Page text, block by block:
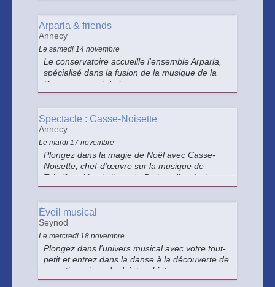
Arparla & friends
Annecy
Le samedi 14 novembre
Le conservatoire accueille l'ensemble Arparla,
spécialisé dans la fusion de la musique de la
Renaissance et du baroque avec
l'improvisation.
Spectacle : Casse-Noisette
Annecy
Le mardi 17 novembre
Plongez dans la magie de Noël avec Casse-
Noisette, chef-d’œuvre sur la musique de
Tchaïkovski et le livret de Petipa, d’après la
chorégraphie d’Ivanov interprétée par le Paris
Éveil musical
Seynod
Le mercredi 18 novembre
Plongez dans l'univers musical avec votre tout-
petit et entrez dans la danse à la découverte de
comptines, jeux de doigts, objets sonores en
tous genres !